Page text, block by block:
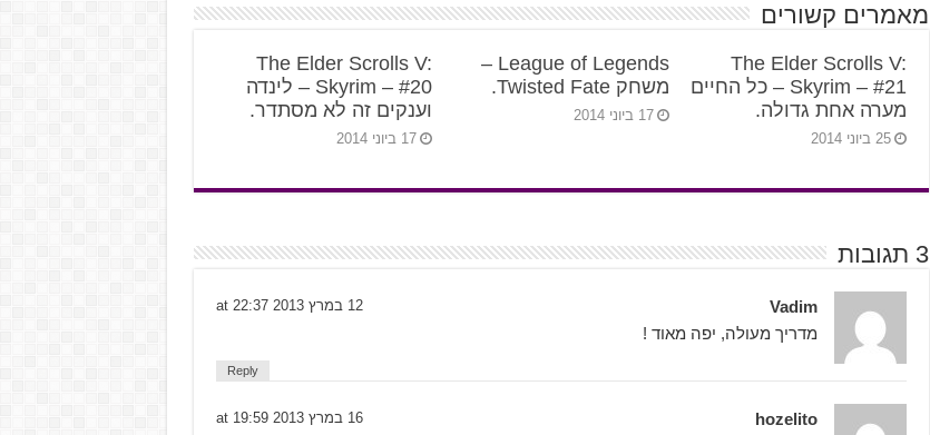
מאמרים קשורים
The Elder Scrolls V:
Skyrim – #21 – כל החיים
מערה אחת גדולה.
25 ביוני 2014
League of Legends –
משחק Twisted Fate.
17 ביוני 2014
The Elder Scrolls V:
Skyrim – #20 – לינדה
וענקים זה לא מסתדר.
17 ביוני 2014
3 תגובות
Vadim 12 במרץ 2013 at 22:37
מדריך מעולה, יפה מאוד !
Reply
hozelito 16 במרץ 2013 at 19:59